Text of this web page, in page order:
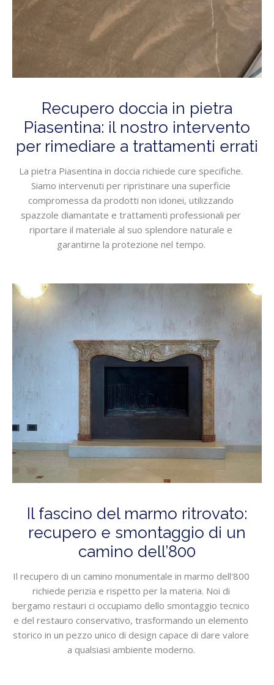
Recupero doccia in pietra
Piasentina: il nostro intervento
per rimediare a trattamenti errati
La pietra Piasentina in doccia richiede cure specifiche.
Siamo intervenuti per ripristinare una superficie
compromessa da prodotti non idonei, utilizzando
spazzole diamantate e trattamenti professionali per
riportare il materiale al suo splendore naturale e
garantirne la protezione nel tempo.
Il fascino del marmo ritrovato:
recupero e smontaggio di un
camino dell’800
Il recupero di un camino monumentale in marmo dell'800
richiede perizia e rispetto per la materia. Noi di
bergamo restauri ci occupiamo dello smontaggio tecnico
e del restauro conservativo, trasformando un elemento
storico in un pezzo unico di design capace di dare valore
a qualsiasi ambiente moderno.